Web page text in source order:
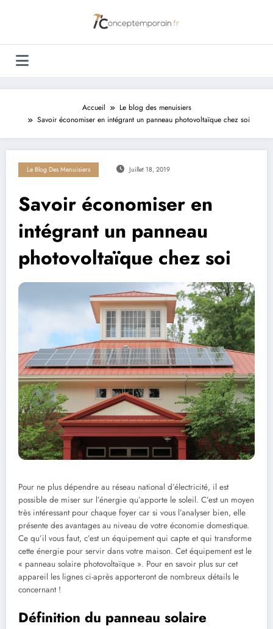
Accueil
Le blog des menuisiers
Savoir économiser en intégrant un panneau photovoltaïque chez soi
Le Blog Des Menuisiers Juillet 18, 2019
Savoir économiser en
intégrant un panneau
photovoltaïque chez soi
Pour ne plus dépendre au réseau national d’électricité, il est
possible de miser sur l’énergie qu’apporte le soleil. C’est un moyen
très intéressant pour chaque foyer car si vous l’analyser bien, elle
présente des avantages au niveau de votre économie domestique.
Ce qu’il vous faut, c’est un équipement qui capte et qui transforme
cette énergie pour servir dans votre maison. Cet équipement est le
« panneau solaire photovoltaïque ». Pour en savoir plus sur cet
appareil les lignes ci-après apporteront de nombreux détails le
concernant !
Définition du panneau solaire